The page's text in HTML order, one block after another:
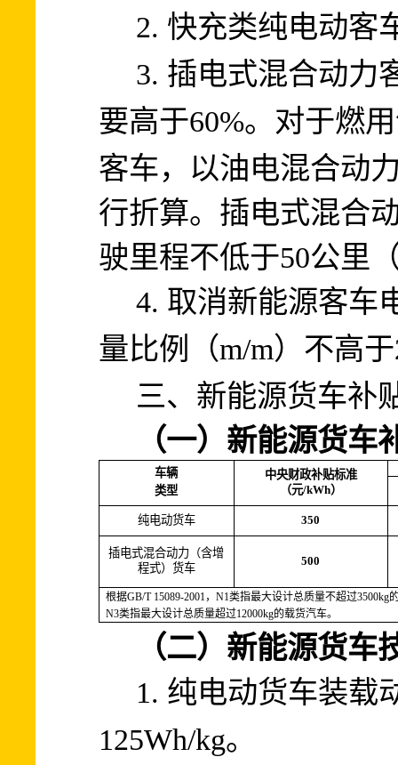
2. 快充类纯电动客
3. 插电式混合动力
要高于60%。 对于燃
客车，以油电混合动
行折算。 插电式混合
驶里程不低于50公里
4. 取消新能源客车
量比例（m/m）不高于
三、新能源货车补
（一）新能源货车
车辆
类型
中央财政补贴标准
（元/kWh）
纯电动货车 350
插电式混合动力（含增
程式）货车
500
根据GB/T 15089-2001， N1类指最大设计总质量不超过3500kg
N3类指最大设计总质量超过12000kg的载货汽车。
（二）新能源货车
1. 纯电动货车装载
125Wh/kg。